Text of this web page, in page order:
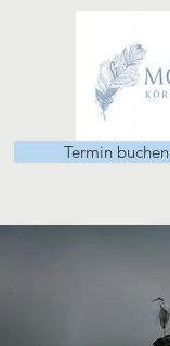
Termin buchen